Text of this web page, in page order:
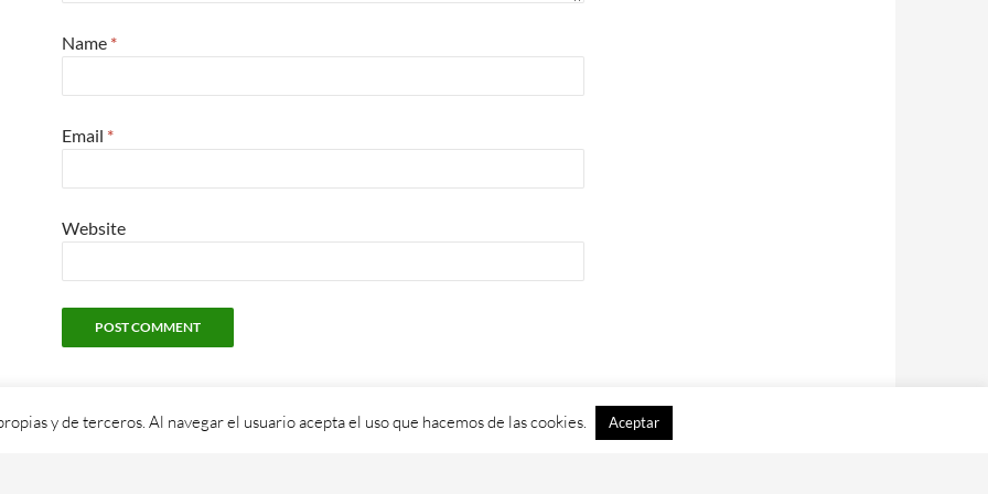
Name *
Email *
Website
y de terceros. Al navegar el usuario acepta el uso que hacemos de las cookies. Aceptar